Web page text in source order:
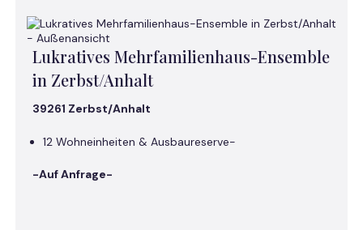
Lukratives Mehrfamilienhaus-Ensemble
in Zerbst/Anhalt
39261 Zerbst/Anhalt
12 Wohneinheiten & Ausbaureserve-
-Auf Anfrage-